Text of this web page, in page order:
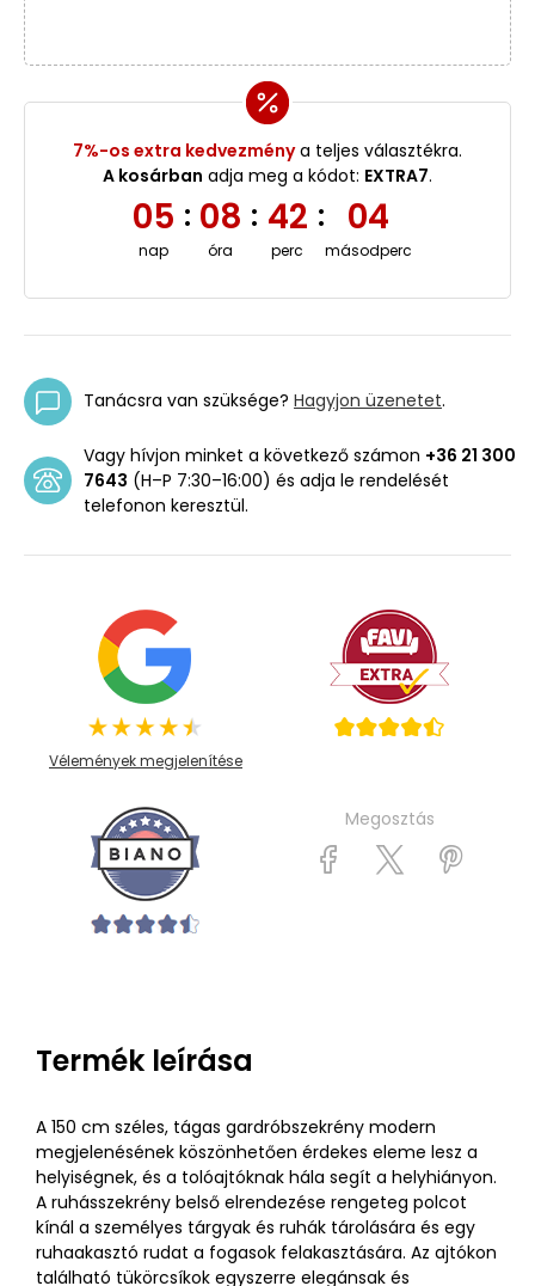
7%-os extra kedvezménya teljes választékra.
A kosárban adja meg a kódot: EXTRA7.
05
nap
: 08
óra
: 42
perc
: 04
másodperc
Tanácsra van szüksége? Hagyjon üzenetet.
Vagy hívjon minket a következő számon +36 21 300
7643 (H–P 7:30–16:00) és adja le rendelését
telefonon keresztül.
Vélemények megjelenítése
Megosztás
Termék leírása
A 150 cm széles, tágas gardróbszekrény modern
megjelenésének köszönhetően érdekes eleme lesz a
helyiségnek, és a tolóajtóknak hála segít a helyhiányon.
A ruhásszekrény belső elrendezése rengeteg polcot
kínál a személyes tárgyak és ruhák tárolására és egy
ruhaakasztó rudat a fogasok felakasztására. Az ajtókon
található tükörcsíkok egyszerre elegánsak és